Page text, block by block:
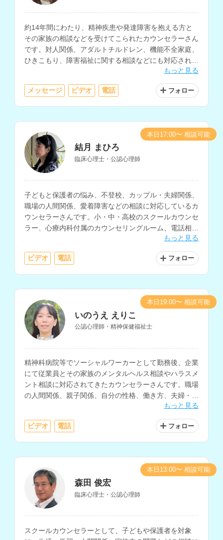
約14年間にわたり、精神疾患や発達障害を抱える方と
その家族の相談などを受けてこられたカウンセラーさん
です。対人関係、アダルトチルドレン、機能不全家庭、
ひきこもり、障害福祉に関する相談などにも対応されて
おり、ソーシャルワーカーとしての勤務経験もお持ちで
もっと見る
メッセージ ビデオ 電話 フォロー
結月 まひろ
臨床心理士・公認心理師
子どもと保護者の悩み、不登校、カップル・夫婦関係、
職場の人間関係、愛着障害などの相談に対応しているカ
ウンセラーさんです。小・中・高校のスクールカウンセ
ラー、心療内科付属のカウンセリングルーム、電話相
談、総合病院・大学病院の精神科、企業などでの相談経
もっと見る
ビデオ 電話 フォロー
本日17:00〜 相談可能
いのうえ えりこ
公認心理師・精神保健福祉士
精神科病院等でソーシャルワーカーとして勤務後、企業
にて従業員とその家族のメンタルヘルス相談やハラスメ
ント相談に対応されてきたカウンセラーさんです。職場
の人間関係、親子関係、自分の性格、働き方、夫婦・パ
ートナー関係などの相談に対応されています。もっと見る
ビデオ 電話 フォロー
本日19:00〜 相談可能
森田 俊宏
臨床心理士・公認心理師
スクールカウンセラーとして、子どもや保護者を対象
本日13:00〜 相談可能